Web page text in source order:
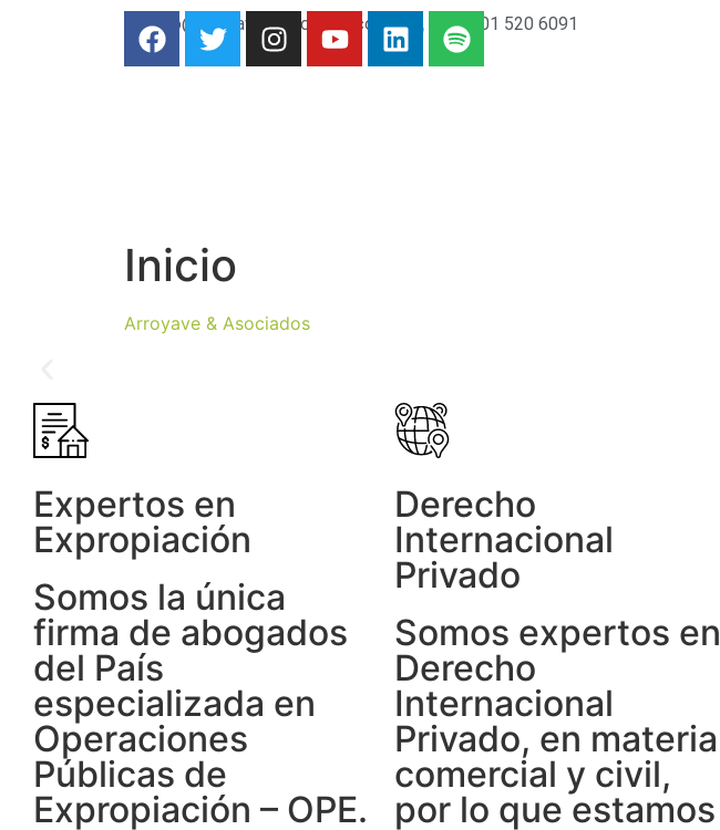
info@arroyaveyasociados.com (57) 301 520 6091
Inicio
Arroyave & Asociados
Expertos en
Expropiación
Somos la única
firma de abogados
del País
especializada en
Operaciones
Públicas de
Expropiación – OPE.
Derecho
Internacional
Privado
Somos expertos en
Derecho
Internacional
Privado, en materia
comercial y civil,
por lo que estamos